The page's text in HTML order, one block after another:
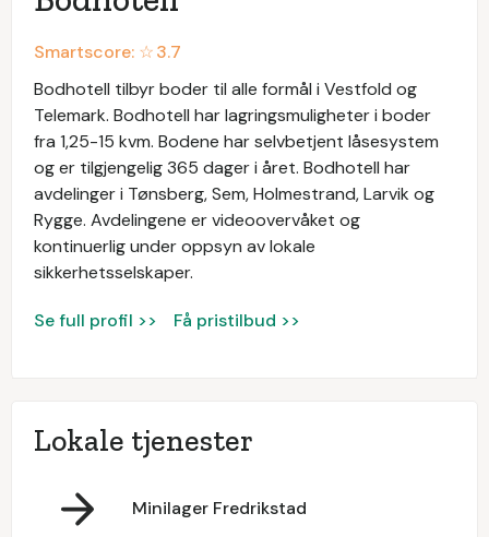
Smartscore: ☆3.7
Bodhotell tilbyr boder til alle formål i Vestfold og
Telemark. Bodhotell har lagringsmuligheter i boder
fra 1,25-15 kvm. Bodene har selvbetjent låsesystem
og er tilgjengelig 365 dager i året. Bodhotell har
avdelinger i Tønsberg, Sem, Holmestrand, Larvik og
Rygge. Avdelingene er videoovervåket og
kontinuerlig under oppsyn av lokale
sikkerhetsselskaper.
Se full profil >> Få pristilbud >>
Lokale tjenester
Minilager Fredrikstad